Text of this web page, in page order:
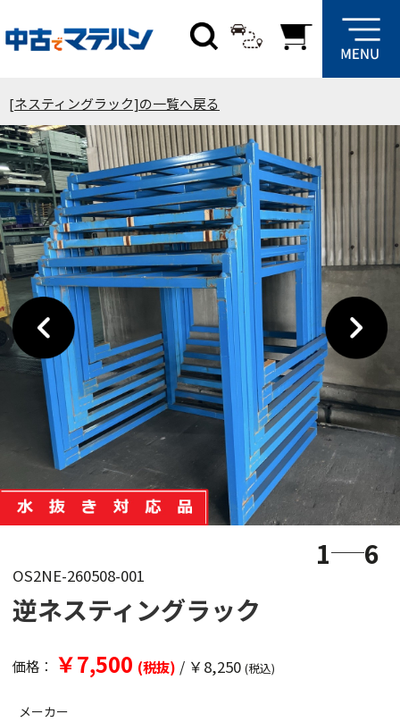
[ネスティングラック]の一覧へ戻る
1 6
OS2NE-260508-001
逆ネスティングラック
価格： ￥7,500 (税抜) / ￥8,250 (税込)
メーカー